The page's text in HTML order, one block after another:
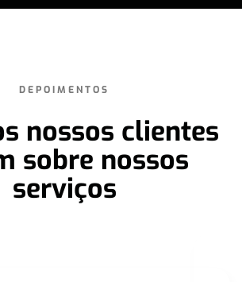
DEPOIMENTOS
nossos clientes
sobre nossos
serviços